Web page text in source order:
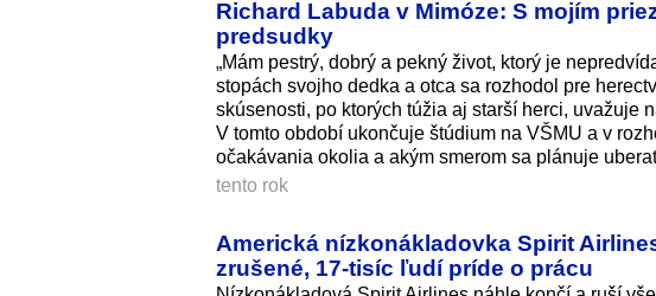
Richard Labuda v Mimóze: S mojím
predsudky
„Mám pestrý, dobrý a pekný život, ktorý je
stopách svojho dedka a otca sa rozhodol pre
skúsenosti, po ktorých túžia aj starší herci, uvažuje
V tomto období ukončuje štúdium na VŠMU a v
očakávania okolia a akým smerom sa plánuje
tento rok
Americká nízkonákladovka Spirit
zrušené, 17‑tisíc ľudí príde o prácu